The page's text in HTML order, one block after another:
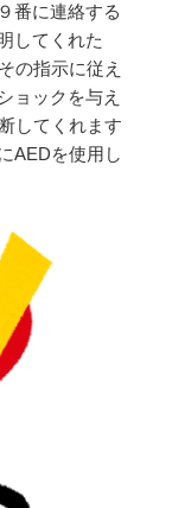
番に連絡する
してくれた
の指示に従え
ョックを与え
してくれます
AEDを使用し